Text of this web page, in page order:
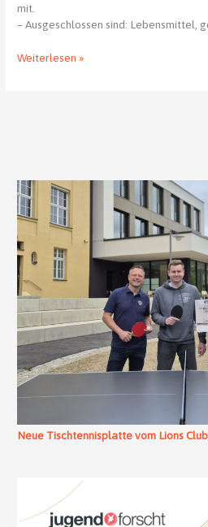
mit.
– Ausgeschlossen sind: Lebensmittel,
Flohmarkt
Weiterlesen »
Neue Tischtennisplatte vom Lions